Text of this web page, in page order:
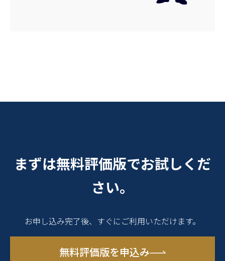
まずは無料評価版でお試しくだ
さい。
お申し込み完了後、すぐにご利用いただけます。
無料評価版を申込み